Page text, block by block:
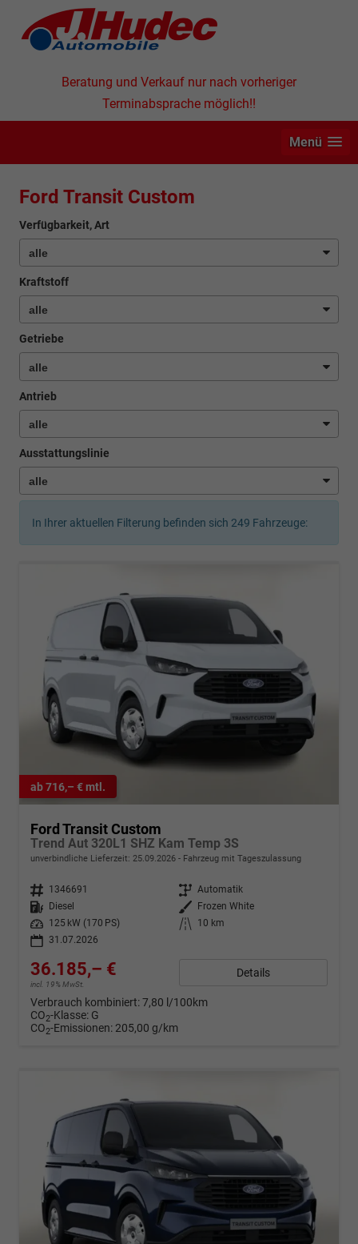
Beratung und Verkauf nur nach vorheriger
Terminabsprache möglich!!
Menü
Ford Transit Custom
Verfügbarkeit, Art
Kraftstoff
Getriebe
Antrieb
Ausstattungslinie
In Ihrer aktuellen Filterung befinden sich 249 Fahrzeuge:
ab 716,– € mtl.
Ford Transit Custom
Trend Aut 320L1 SHZ Kam Temp 3S
unverbindliche Lieferzeit: 25.09.2026 Fahrzeug mit Tageszulassung
Fahrzeugnr. 1346691 Getriebe Automatik
Kraftstoff
Diesel Außenfarbe
Frozen White
Leistung
125 kW (170 PS) Kilometerstand
10 km
31.07.2026
36.185,– €
incl. 19% MwSt.
Details
Verbrauch kombiniert:7,80 l/100km
CO2-Klasse: G
CO2-Emissionen: 205,00 g/km